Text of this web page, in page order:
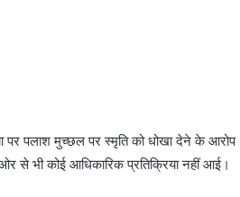
पर पलाश मुच्छल पर स्मृति को धोखा देने के आरोप
से भी कोई आधिकारिक प्रतिक्रिया नहीं आई।